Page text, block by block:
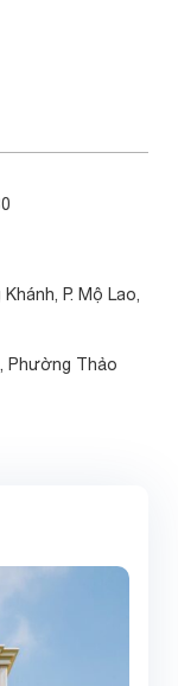
P. Mộ Lao,
Phường Thảo